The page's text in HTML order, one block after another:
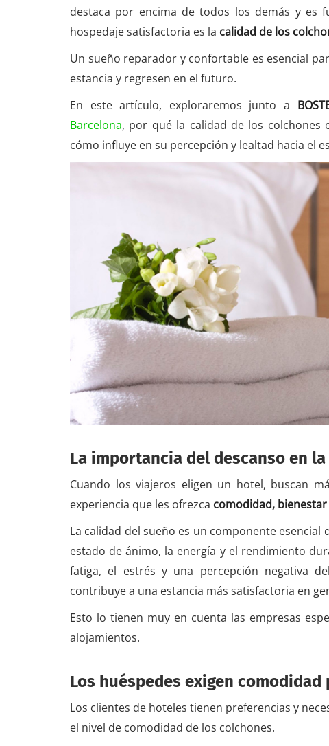
destaca por encima de todos los demás y es
hospedaje satisfactoria es la calidad de los
Un sueño reparador y confortable es esencial
estancia y regresen en el futuro.
En este artículo, exploraremos junto a
Barcelona, por qué la calidad de los
cómo influye en su percepción y lealtad hacia el
La importancia del descanso en
Cuando los viajeros eligen un hotel, buscan
experiencia que les ofrezca comodidad,
La calidad del sueño es un componente
estado de ánimo, la energía y el rendimiento
fatiga, el estrés y una percepción negativa
contribuye a una estancia más satisfactoria en
Esto lo tienen muy en cuenta las empresas
alojamientos.
Los huéspedes exigen
Los clientes de hoteles tienen preferencias y
el nivel de comodidad de los colchones.